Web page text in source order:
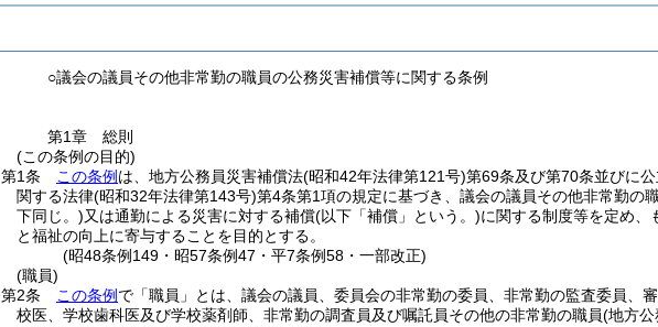
○議会の議員その他非常勤の職員の公務災害補償等に関する条例
第1章
総則
(この条例の目的)
第1条
この条例 は、地方公務員災害補償法(昭和42年法律第121号)第69条及び第70条並びに
関する法律(昭和32年法律第143号)第4条第1項の規定に基づき、議会の議員その他非常勤の
下同じ。)又は通勤による災害に対する補償(以下「補償」という。)に関する制度等を定め、
と福祉の向上に寄与することを目的とする。
(昭48条例149・昭57条例47・平7条例58・一部改正)
(職員)
第2条
この条例 で「職員」とは、議会の議員、委員会の非常勤の委員、非常勤の監査委員、
校医、学校歯科医及び学校薬剤師、非常勤の調査員及び嘱託員その他の非常勤の職員(地方